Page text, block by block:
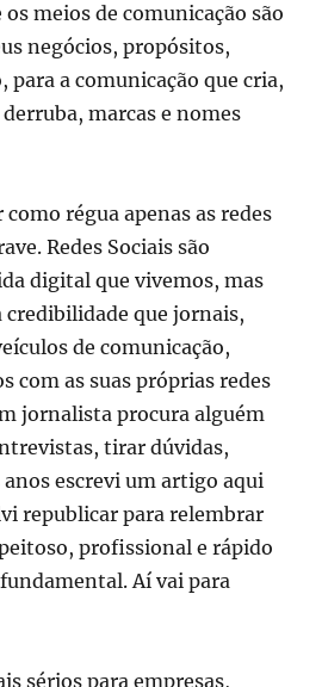
meios de comunicação são
negócios, propósitos,
para a comunicação que cria,
marcas e nomes
régua apenas as redes
Redes Sociais são
digital que vivemos, mas
credibilidade que jornais,
de comunicação,
com as suas próprias redes
jornalista procura alguém
tirar dúvidas,
escrevi um artigo aqui
republicar para relembrar
profissional e rápido
Aí vai para
sérios para empresas,